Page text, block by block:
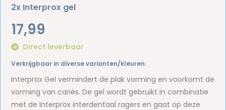
2x Interprox gel
17,99
Direct leverbaar
Verkrijgbaar in diverse varianten/kleuren:
Interprox Gel vermindert de plak vorming en voorkomt de
vorming van cariës. De gel wordt gebruikt in combinatie
met de Interprox interdentaal ragers en gaat op deze